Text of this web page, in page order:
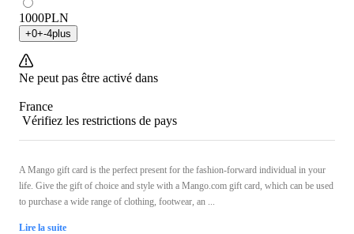
1000PLN
+0+-4plus
Ne peut pas être activé dans
France
Vérifiez les restrictions de pays
A Mango gift card is the perfect present for the fashion-forward individual in your
life. Give the gift of choice and style with a Mango.com gift card, which can be used
to purchase a wide range of clothing, footwear, an ...
Lire la suite